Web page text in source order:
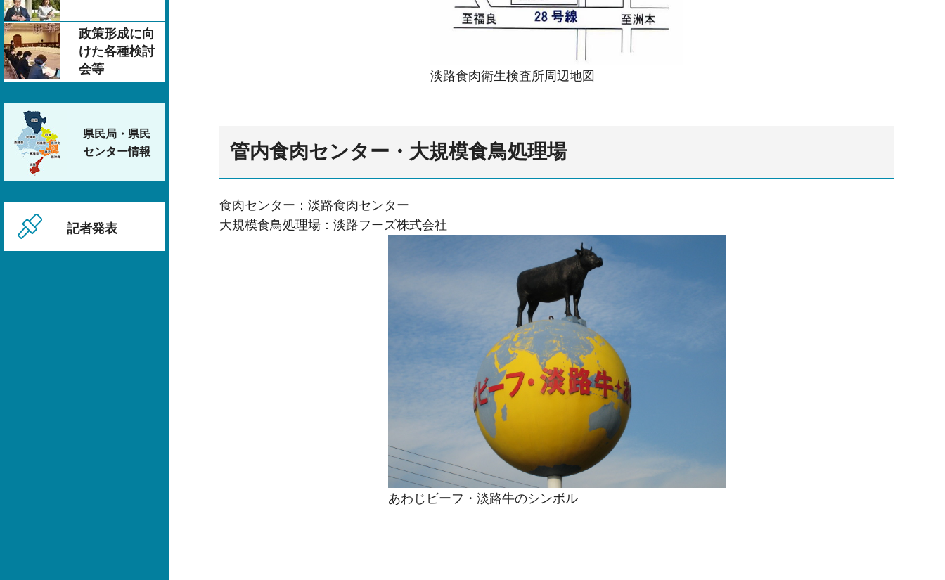
政策形成に向
けた各種検討
会等
県民局・県民
センター情報
記者発表
淡路食肉衛生検査所周辺地図
管内食肉センター・大規模食鳥処理場
食肉センター：淡路食肉センター
大規模食鳥処理場：淡路フーズ株式会社
あわじビーフ・淡路牛のシンボル